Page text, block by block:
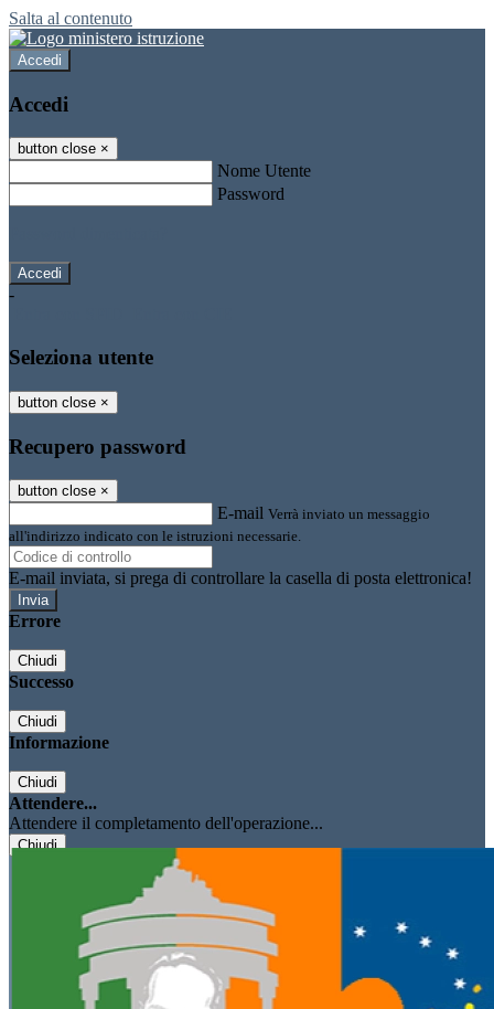
Salta al contenuto
Accedi
Accedi
button close ×
Nome Utente
Password
-
Seleziona utente
button close ×
Recupero password
button close ×
E-mail Verrà inviato un messaggio
all'indirizzo indicato con le istruzioni necessarie.
E-mail inviata, si prega di controllare la casella di posta elettronica!
Errore
Chiudi
Successo
Chiudi
Informazione
Chiudi
Attendere...
Attendere il completamento dell'operazione...
Chiudi